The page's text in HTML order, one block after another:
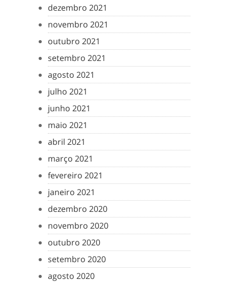
dezembro 2021
novembro 2021
outubro 2021
setembro 2021
agosto 2021
julho 2021
junho 2021
maio 2021
abril 2021
março 2021
fevereiro 2021
janeiro 2021
dezembro 2020
novembro 2020
outubro 2020
setembro 2020
agosto 2020